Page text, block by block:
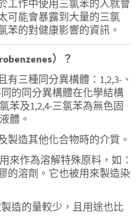
工作中使用三氯苯的人就會
可能會暴露到大量的三氯
苯的對健康影響的資訊。
）？
三種同分異構體：1,2,3-、
同的同分異構體在化學結構
苯及1,2,4-三氯苯為無色固
體。
製造其他化合物時的介質。
來作為溶解特殊原料，如：
的溶劑。它也被用來製造染
製造的量較少，且用途也比